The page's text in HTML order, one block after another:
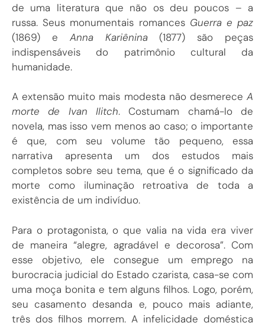
de uma literatura que não os deu poucos – a
russa. Seus monumentais romances Guerra e paz
(1869) e Anna Kariênina(1877) são peças
indispensáveis do patrimônio cultural da
humanidade.
A extensão muito mais modesta não desmerece A
morte de Ivan Ilitch. Costumam chamá-lo de
novela, mas isso vem menos ao caso; o importante
é que, com seu volume tão pequeno, essa
narrativa apresenta um dos estudos mais
completos sobre seu tema, que é o significado da
morte como iluminação retroativa de toda a
existência de um indivíduo.
Para o protagonista, o que valia na vida era viver
de maneira “alegre, agradável e decorosa”. Com
esse objetivo, ele consegue um emprego na
burocracia judicial do Estado czarista, casa-se com
uma moça bonita e tem alguns filhos. Logo, porém,
seu casamento desanda e, pouco mais adiante,
três dos filhos morrem. A infelicidade doméstica